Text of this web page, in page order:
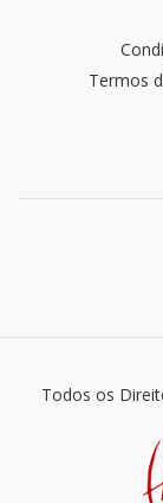
Termos
Todos os